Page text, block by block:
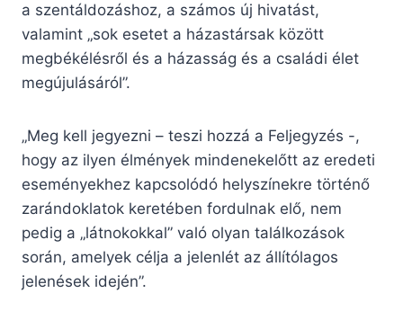
a szentáldozáshoz, a számos új hivatást,
valamint „sok esetet a házastársak között
megbékélésről és a házasság és a családi élet
megújulásáról”.
„Meg kell jegyezni – teszi hozzá a Feljegyzés -,
hogy az ilyen élmények mindenekelőtt az eredeti
eseményekhez kapcsolódó helyszínekre történő
zarándoklatok keretében fordulnak elő, nem
pedig a „látnokokkal” való olyan találkozások
során, amelyek célja a jelenlét az állítólagos
jelenések idején”.